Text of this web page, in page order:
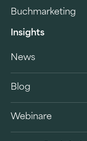
Buchmarketing
Insights
News
Blog
Webinare